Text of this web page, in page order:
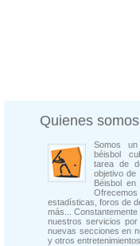
Quienes somos
Somos
béisbol
tarea de
objetivo de
Béisbol
estadísticas, foros de
más...
nuestros servicios
nuevas secciones en
y otros entretenimientos.